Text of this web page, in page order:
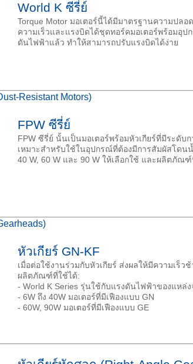
World K ซีรี่ย์
Torque Motor มอเตอร์นี้ได้มีมาตรฐานความปล
ความเร็วและแรงบิดได้ชุดทอร์คมอเตอร์พร้อมอุ
ดันไฟฟ้าแล้ว ทำให้สามารถปรับแรงบิดได้ง่าย
Resistant Motors)
FPW ซีรี่ย์
FPW ซีรี่ย์ นั้นเป็นมอเตอร์พร้อมหัวเกียร์ที่มีระดับ
เหมาะสำหรับใช้ในอุปกรณ์ที่ต้องมีการสัมผัสโดน
40 W, 60 W และ 90 W ให้เลือกใช้ และผลิตภัณ
หัวเกียร์ GN-KF
เมื่อต่อใช้งานร่วมกับหัวเกียร์ ส่งผลให้มีความเร็
ผลิตภัณฑ์ที่ใช้ได้:
- World K Series รุ่นใช้กับแรงดันไฟฟ้าของแหล่ง
- 6W ถึง 40W มอเตอร์ที่มีเฟืองแบบ GN
- 60W, 90W มอเตอร์ที่มีเฟืองแบบ GE